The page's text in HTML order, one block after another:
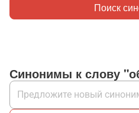
Поиск
Синонимы к слову